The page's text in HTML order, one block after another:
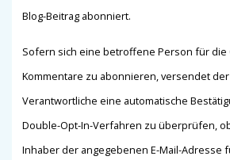
Blog-Beitrag abonniert.
Sofern sich eine betroffene Person für
Kommentare zu abonnieren, versendet
Verantwortliche eine automatische
Double-Opt-In-Verfahren zu überprüfen,
Inhaber der angegebenen E-Mail-Adresse